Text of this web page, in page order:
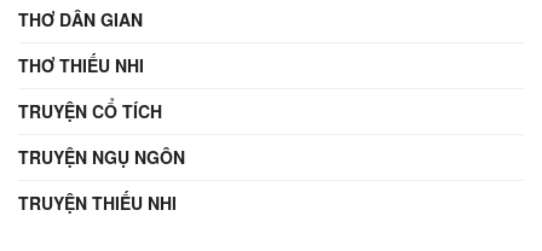
THƠ DÂN GIAN
THƠ THIẾU NHI
TRUYỆN CỔ TÍCH
TRUYỆN NGỤ NGÔN
TRUYỆN THIẾU NHI